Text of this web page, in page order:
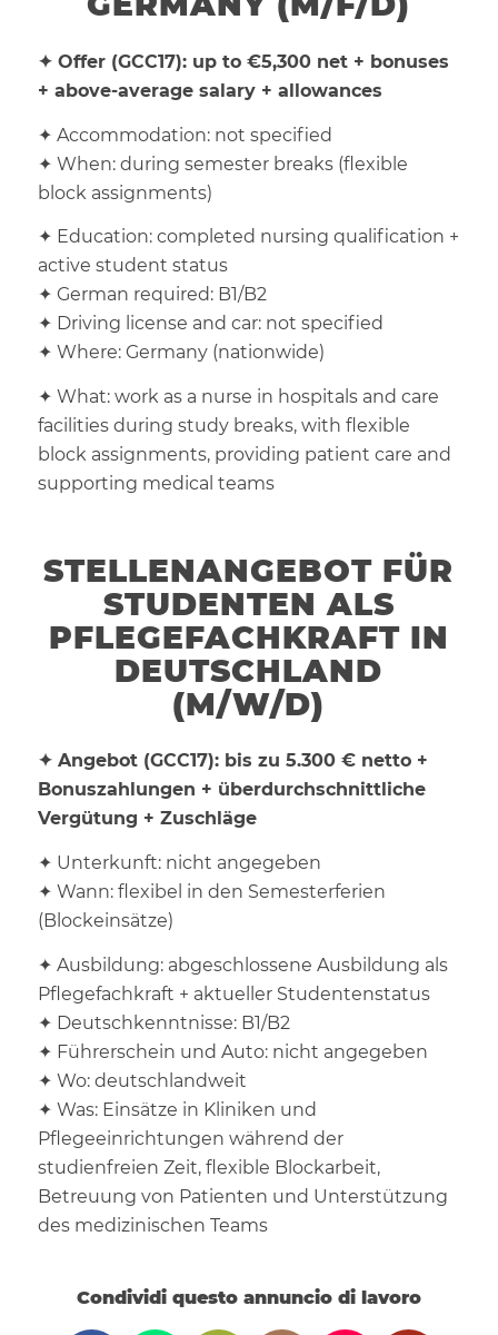
✦ Offer (GCC17): up to €5,300 net + bonuses
+ above-average salary + allowances
✦ Accommodation: not specified
✦ When: during semester breaks (flexible
block assignments)
✦ Education: completed nursing qualification +
active student status
✦ German required: B1/B2
✦ Driving license and car: not specified
✦ Where: Germany (nationwide)
✦ What: work as a nurse in hospitals and care
facilities during study breaks, with flexible
block assignments, providing patient care and
supporting medical teams
STELLENANGEBOT FÜR
STUDENTEN ALS
PFLEGEFACHKRAFT IN
DEUTSCHLAND
(M/W/D)
✦ Angebot (GCC17): bis zu 5.300 € netto +
Bonuszahlungen + überdurchschnittliche
Vergütung + Zuschläge
✦ Unterkunft: nicht angegeben
✦ Wann: flexibel in den Semesterferien
(Blockeinsätze)
✦ Ausbildung: abgeschlossene Ausbildung als
Pflegefachkraft + aktueller Studentenstatus
✦ Deutschkenntnisse: B1/B2
✦ Führerschein und Auto: nicht angegeben
✦ Wo: deutschlandweit
✦ Was: Einsätze in Kliniken und
Pflegeeinrichtungen während der
studienfreien Zeit, flexible Blockarbeit,
Betreuung von Patienten und Unterstützung
des medizinischen Teams
Condividi questo annuncio di lavoro